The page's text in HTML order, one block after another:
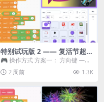
特别试玩版 2 —— 复活节超级
卡丁车赛
🎮 操作方式 方案一： 方向键 ——
移动 Z —— 跳跃 / 漂移 方案二： ...
2 周前 1.3K